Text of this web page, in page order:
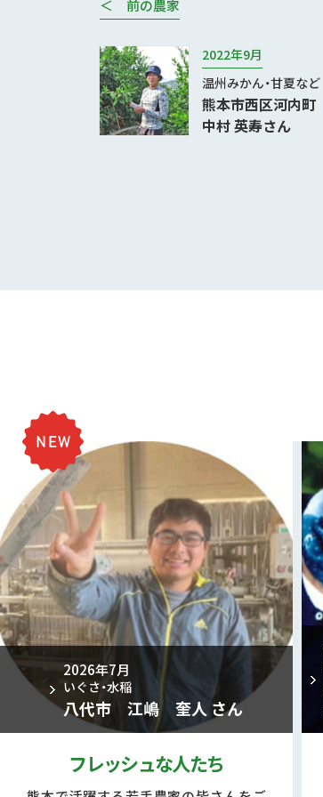
＜ 前の農家
2022年9月
温州みかん・甘夏など
熊本市西区河内町
中村 英寿さん
2026年7月
いぐさ・水稲
八代市 江嶋 奎人 さん
フレッシュな人たち